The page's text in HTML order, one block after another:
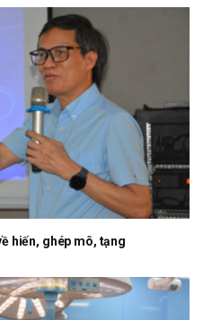
hiến, ghép mô, tạng